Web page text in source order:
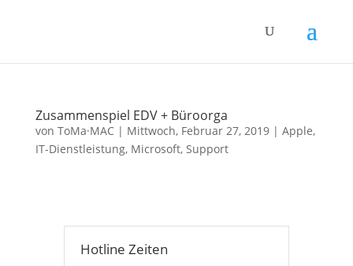
Zusammenspiel EDV + Büroorga
von ToMa·MAC| Mittwoch, Februar 27, 2019| Apple,
IT-Dienstleistung, Microsoft, Support
Hotline Zeiten